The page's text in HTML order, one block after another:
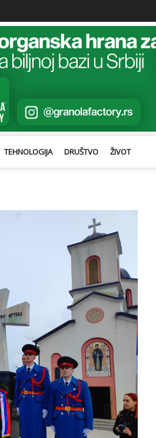
TEHNOLOGIJA DRUŠTVO ŽIVOT